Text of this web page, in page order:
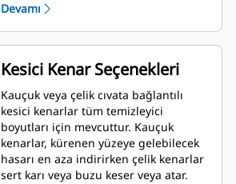
olmayan kauçuk kesici kenar seçeneği,
Mikro Yükleyici Ataşman Değiştirici
kullanan tüm modellere uyum
sağlayacak şekilde 2,6 m (8 ft), 3,2 m
(10 ft) ve 3,8 m (12 ft) boyutlarında
mevcuttur.
Devamı
Kesici Kenar Seçenekleri
Kauçuk veya çelik cıvata bağlantılı
kesici kenarlar tüm temizleyici
boyutları için mevcuttur. Kauçuk
kenarlar, kürenen yüzeye gelebilecek
hasarı en aza indirirken çelik kenarlar
sert karı veya buzu keser veya atar.